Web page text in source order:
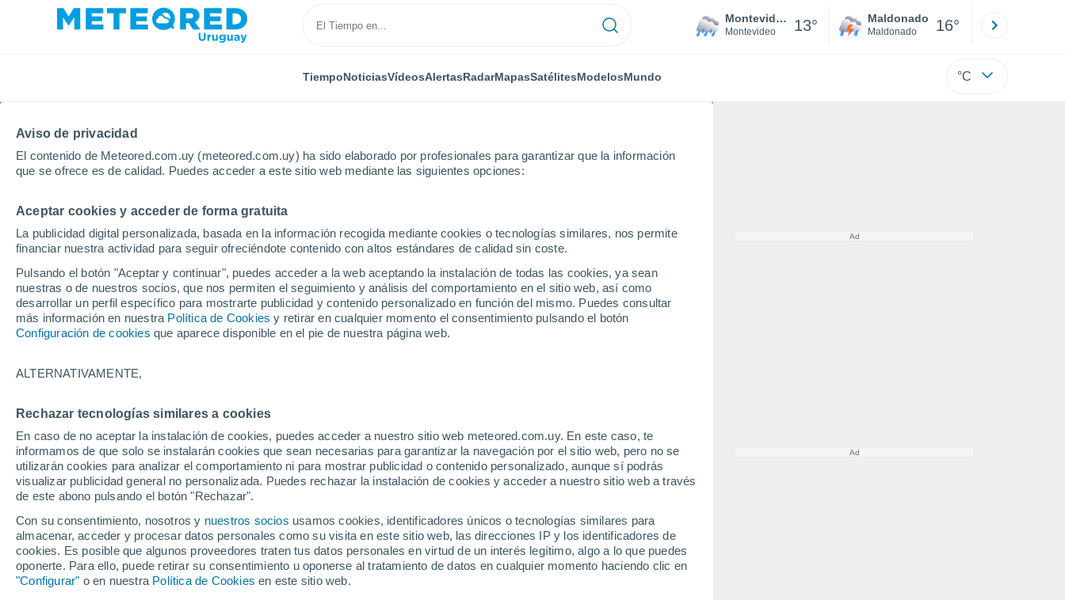
Aviso de privacidad
El contenido de Meteored.com.uy (meteored.com.uy) ha sido elaborado por profesionales para garantizar que la información
que se ofrece es de calidad. Puedes acceder a este sitio web mediante las siguientes opciones:
Aceptar cookies y acceder de forma gratuita
La publicidad digital personalizada, basada en la información recogida mediante cookies o tecnologías similares, nos permite
financiar nuestra actividad para seguir ofreciéndote contenido con altos estándares de calidad sin coste.
Pulsando el botón "Aceptar y continuar", puedes acceder a la web aceptando la instalación de todas las cookies, ya sean
nuestras o de nuestros socios, que nos permiten el seguimiento y análisis del comportamiento en el sitio web, así como
desarrollar un perfil específico para mostrarte publicidad y contenido personalizado en función del mismo. Puedes consultar
más información en nuestra Política de Cookies y retirar en cualquier momento el consentimiento pulsando el botón
Configuración de cookies que aparece disponible en el pie de nuestra página web.
ALTERNATIVAMENTE,
Rechazar tecnologías similares a cookies
En caso de no aceptar la instalación de cookies, puedes acceder a nuestro sitio web meteored.com.uy. En este caso, te
informamos de que solo se instalarán cookies que sean necesarias para garantizar la navegación por el sitio web, pero no se
utilizarán cookies para analizar el comportamiento ni para mostrar publicidad o contenido personalizado, aunque sí podrás
visualizar publicidad general no personalizada. Puedes rechazar la instalación de cookies y acceder a nuestro sitio web a través
de este abono pulsando el botón "Rechazar".
Con su consentimiento, nosotros y nuestros socios usamos cookies, identificadores únicos o tecnologías similares para
almacenar, acceder y procesar datos personales como su visita en este sitio web, las direcciones IP y los identificadores de
cookies. Es posible que algunos proveedores traten tus datos personales en virtud de un interés legítimo, algo a lo que puedes
oponerte. Para ello, puede retirar su consentimiento u oponerse al tratamiento de datos en cualquier momento haciendo clic en
"Configurar" o en nuestra Política de Cookies en este sitio web.
Montevideo
Montevideo 13° Maldonado
Maldonado 16°
TiempoNoticiasVídeosAlertasRadarMapasSatélitesModelosMundo °C
Inicio Soriano Localidades
El tiempo en todas las ciudades de Soriano
Todas las localidades de Soriano
A - V
A
C
Ca
Cardona
Castillos
Chacras de Dolores
Cuchilla del Perdido
D
Dolores